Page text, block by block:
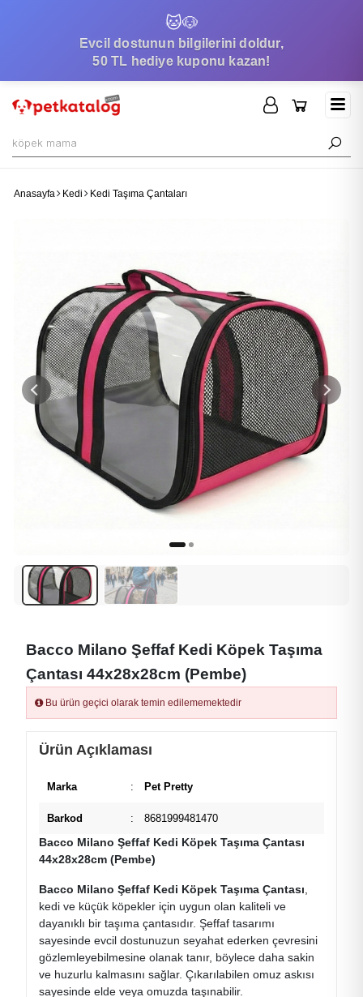
🐱🐶
Evcil dostunun bilgilerini doldur,
50 TL hediye kuponu kazan!
Anasayfa Kedi Kedi Taşıma Çantaları
Bacco Milano Şeffaf Kedi Köpek Taşıma
Çantası 44x28x28cm (Pembe)
Bu ürün geçici olarak temin edilememektedir
Ürün Açıklaması
Marka : Pet Pretty
Barkod : 8681999481470
Bacco Milano Şeffaf Kedi Köpek Taşıma Çantası
44x28x28cm (Pembe)
Bacco Milano Şeffaf Kedi Köpek Taşıma Çantası
kedi ve küçük köpekler için uygun olan kaliteli ve
dayanıklı bir taşıma çantasıdır. Şeffaf tasarımı
sayesinde evcil dostunuzun seyahat ederken çevresini
gözlemleyebilmesine olanak tanır, böylece daha sakin
ve huzurlu kalmasını sağlar. Çıkarılabilen omuz askısı
sayesinde elde veya omuzda taşınabilir.